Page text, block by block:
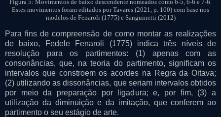
Figura 5: Movimentos de baixo descendente nomeados como 6-5, 6-6 e 7-6.
Estes movimentos foram editados por Tavares (2021, p. 100) com base nos
modelos de Fenaroli (1775) e Sanguinetti (2012)
Para fins de compreensão de como montar as realizações
de baixo, Fedele Fenaroli (1775) indica três níveis de
resolução para os partimentos: (1) apenas com as
consonâncias, que, na teoria do partimento, significam os
intervalos que constroem os acordes na Regra da Oitava;
(2) utilizando as dissonâncias, que seriam intervalos obtidos
por meio da preparação por ligadura; e, por fim, (3) a
utilização da diminuição e da imitação, que conferem ao
partimento o seu estágio de arte.